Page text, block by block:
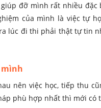
đỡ mình rất nhiều
của mình là việc tự
lúc đi thi phải thật tự tin
mình
nên việc học, tiếp thu
phù hợp nhất thì mới có